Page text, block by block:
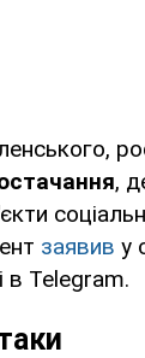
,
заявив у
в Telegram.